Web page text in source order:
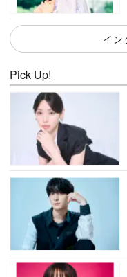
イン
Pick Up!